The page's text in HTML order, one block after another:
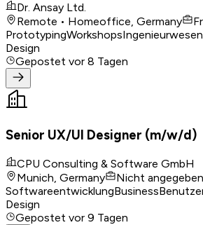
Dr. Ansay Ltd.
Remote • Homeoffice, Germany
PrototypingWorkshopsIngenieurwesen
Design
Gepostet vor 8 Tagen
Senior UX/UI Designer (m/w/d)
CPU Consulting & Software GmbH
Munich, Germany
Nicht angegeben
SoftwareentwicklungBusiness
Design
Gepostet vor 9 Tagen